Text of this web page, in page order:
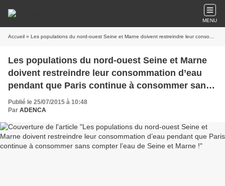
MENU
Accueil » Les populations du nord-ouest Seine et Marne doivent restreindre leur consommation d’eau pendant que Paris continue à consommer sans compter l’eau de Seine et Marne !
Les populations du nord-ouest Seine et Marne
doivent restreindre leur consommation d’eau
pendant que Paris continue à consommer sans
compter l’eau de Seine et Marne !
Publié le 25/07/2015 à 10:48
Par ADENCA